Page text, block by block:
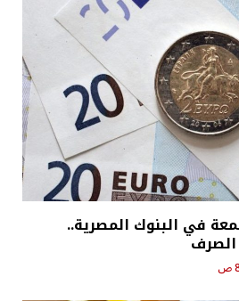
في البنوك المصرية..